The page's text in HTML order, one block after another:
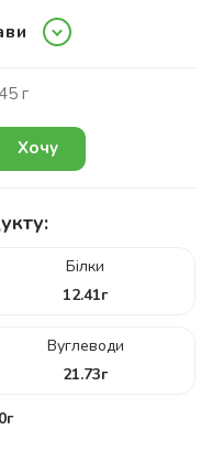
г
Хочу
Білки
12.41г
Вуглеводи
21.73г